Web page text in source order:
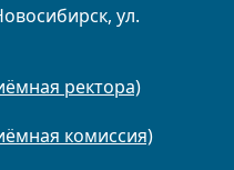
ул.
ректора)
комиссия)